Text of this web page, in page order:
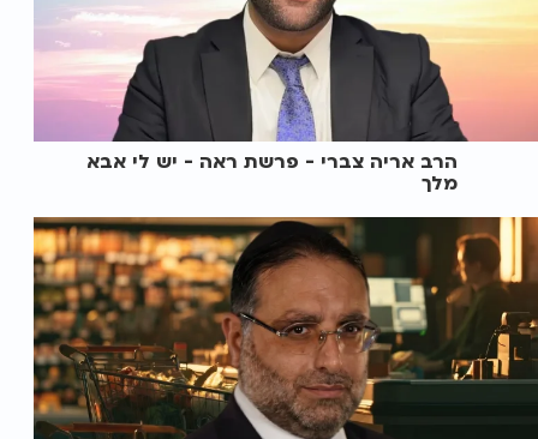
הרב אריה צברי - פרשת ראה - יש לי אבא
מלך